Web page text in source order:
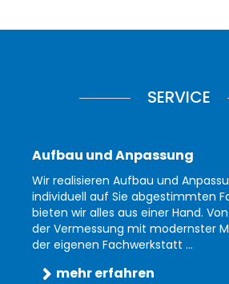
SERVICE
Aufbau und Anpassung
Wir realisieren Aufbau und
individuell auf Sie abgestimmten
bieten wir alles aus einer Hand.
der Vermessung mit modernster
der eigenen Fachwerkstatt ...
mehr erfahren